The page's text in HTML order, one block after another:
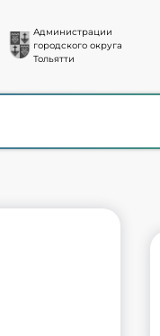
Администрации
городского округа
Тольятти